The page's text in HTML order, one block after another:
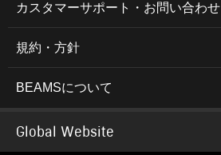
カスタマーサポート・お問い合わせ
規約・方針
BEAMSについて
Global Website